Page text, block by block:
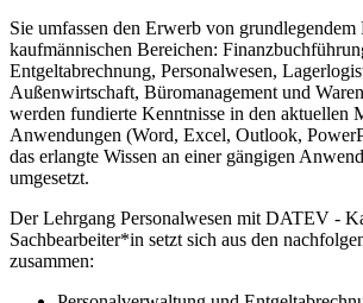
Sie umfassen den Erwerb von grundlegendem
kaufmännischen Bereichen:
Entgeltabrechnung, Personalwesen,
Außenwirtschaft, Büromanagement und
werden fundierte Kenntnisse in den aktuellen
Anwendungen (Word, Excel, Outlook,
das erlangte Wissen an einer gängigen
umgesetzt.
Der Lehrgang Personalwesen mit DATEV -
Sachbearbeiter*in setzt sich aus den
zusammen: